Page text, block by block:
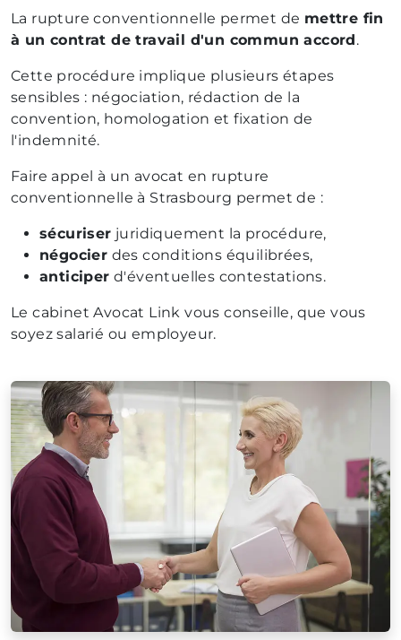
La rupture conventionnelle permet de mettre fin
à un contrat de travail d'un commun accord.
Cette procédure implique plusieurs étapes
sensibles : négociation, rédaction de la
convention, homologation et fixation de
l'indemnité.
Faire appel à un avocat en rupture
conventionnelle à Strasbourg permet de :
sécuriser juridiquement la procédure,
négocier des conditions équilibrées,
anticiper d'éventuelles contestations.
Le cabinet Avocat Link vous conseille, que vous
soyez salarié ou employeur.